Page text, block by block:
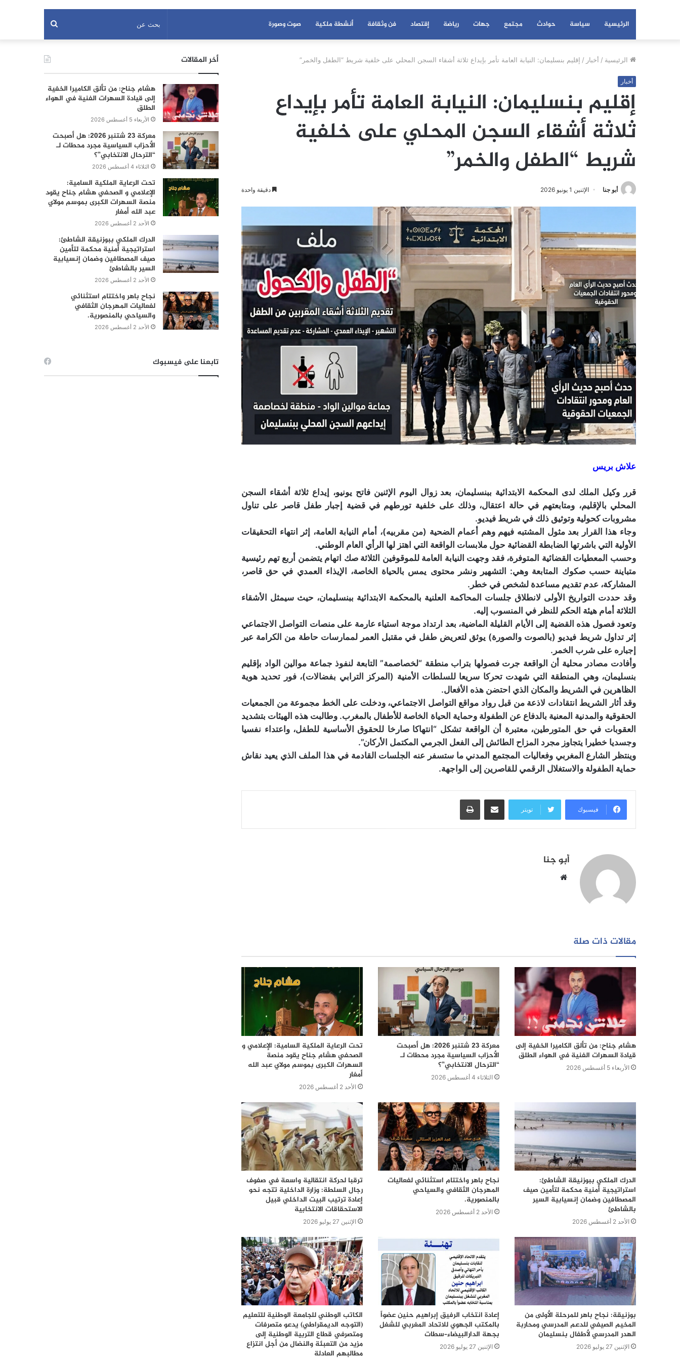
الرئيسية سياسة حوادث مجتمع جهات رياضة إقتصاد فن وثقافة أنشطة ملكية صوت وصورة بحث
عن
الرئيسية / أخبار / إقليم بنسليمان: النيابة العامة تأمر بإيداع ثلاثة أشقاء السجن المحلي على خلفية شريط “الطفل والخمر”
أخبار
إقليم بنسليمان: النيابة العامة تأمر بإيداع
ثلاثة أشقاء السجن المحلي على خلفية
شريط “الطفل والخمر”
أبو جنا الإثنين 1 يونيو 2026 دقيقة واحدة
علاش بريس
قرر وكيل الملك لدى المحكمة الابتدائية ببنسليمان، بعد زوال اليوم الإثنين فاتح يونيو، إيداع ثلاثة أشقاء السجن
المحلي بالإقليم، ومتابعتهم في حالة اعتقال، وذلك على خلفية تورطهم في قضية إجبار طفل قاصر على تناول
مشروبات كحولية وتوثيق ذلك في شريط فيديو.
وجاء هذا القرار بعد مثول المشتبه فيهم وهم أعمام الضحية (من مقربيه)، أمام النيابة العامة، إثر انتهاء التحقيقات
الأولية التي باشرتها الضابطة القضائية حول ملابسات الواقعة التي اهتز لها الرأي العام الوطني.
وحسب المعطيات القضائية المتوفرة، فقد وجهت النيابة العامة للموقوفين الثلاثة صك اتهام يتضمن أربع تهم رئيسية
متباينة حسب صكوك المتابعة وهي: التشهير ونشر محتوى يمس بالحياة الخاصة، الإيذاء العمدي في حق قاصر،
المشاركة، عدم تقديم مساعدة لشخص في خطر.
وقد حددت التواريخ الأولى لانطلاق جلسات المحاكمة العلنية بالمحكمة الابتدائية ببنسليمان، حيث سيمثل الأشقاء
الثلاثة أمام هيئة الحكم للنظر في المنسوب إليه.
وتعود فصول هذه القضية إلى الأيام القليلة الماضية، بعد ارتداد موجة استياء عارمة على منصات التواصل الاجتماعي
إثر تداول شريط فيديو (بالصوت والصورة) يوثق لتعريض طفل في مقتبل العمر لممارسات حاطة من الكرامة عبر
إجباره على شرب الخمر.
وأفادت مصادر محلية أن الواقعة جرت فصولها بتراب منطقة “لخصاصمة” التابعة لنفوذ جماعة موالين الواد بإقليم
بنسليمان، وهي المنطقة التي شهدت تحركا سريعا للسلطات الأمنية (المركز الترابي بفضالات)، فور تحديد هوية
الظاهرين في الشريط والمكان الذي احتضن هذه الأفعال.
وقد أثار الشريط انتقادات لاذعة من قبل رواد مواقع التواصل الاجتماعي، ودخلت على الخط مجموعة من الجمعيات
الحقوقية والمدنية المعنية بالدفاع عن الطفولة وحماية الحياة الخاصة للأطفال بالمغرب. وطالبت هذه الهيئات بتشديد
العقوبات في حق المتورطين، معتبرة أن الواقعة تشكل “انتهاكا صارخا للحقوق الأساسية للطفل، واعتداء نفسيا
وجسديا خطيرا يتجاوز مجرد المزاح الطائش إلى الفعل الجرمي المكتمل الأركان”.
وينتظر الشارع المغربي وفعاليات المجتمع المدني ما ستسفر عنه الجلسات القادمة في هذا الملف الذي يعيد نقاش
حماية الطفولة والاستغلال الرقمي للقاصرين إلى الواجهة.
فيسبوك تويتر
مشاركة عبر البريد طباعة
أبو جنا
مقالات ذات صلة
هشام جناح: من تألق الكاميرا الخفية إلى
قيادة السهرات الفنية في الهواء الطلق
الأربعاء 5 أغسطس 2026
معركة 23 شتنبر 2026: هل أصبحت
الأحزاب السياسية مجرد محطات لـ
“الترحال الانتخابي”؟
الثلاثاء 4 أغسطس 2026
تحت الرعاية الملكية السامية: الإعلامي و
الصحفي هشام جناح يقود منصة
السهرات الكبرى بموسم مولاي عبد الله
أمغار
الأحد 2 أغسطس 2026
الدرك الملكي ببوزنيقة الشاطئ:
استراتيجية أمنية محكمة لتأمين صيف
المصطافين وضمان إنسيابية السير
بالشاطئ
الأحد 2 أغسطس 2026
نجاح باهر واختتام استثنائي لفعاليات
المهرجان الثقافي والسياحي
بالمنصورية.
الأحد 2 أغسطس 2026
ترقبا لحركة انتقالية واسعة في صفوف
رجال السلطة: وزارة الداخلية تتجه نحو
إعادة ترتيب البيت الداخلي قبيل
الاستحقاقات الانتخابية
الإثنين 27 يوليو 2026
بوزنيقة: نجاح باهر للمرحلة الأولى من
المخيم الصيفي للدعم المدرسي ومحاربة
الهدر المدرسي لأطفال بنسليمان
الإثنين 27 يوليو 2026
إعادة انتخاب الرفيق إبراهيم حنين عضواً
بالمكتب الجهوي للاتحاد المغربي للشغل
بجهة الدارالبيضاء–سطات
الإثنين 27 يوليو 2026
الكاتب الوطني للجامعة الوطنية للتعليم
(التوجه الديمقراطي) يدعو متصرفات
ومتصرفي قطاع التربية الوطنية إلى
مزيد من التعبئة والنضال من أجل انتزاع
مطالبهم العادلة
أخر المقالات
هشام جناح: من تألق الكاميرا الخفية
إلى قيادة السهرات الفنية في الهواء
الطلق
الأربعاء 5 أغسطس 2026
معركة 23 شتنبر 2026: هل أصبحت
الأحزاب السياسية مجرد محطات لـ
“الترحال الانتخابي”؟
الثلاثاء 4 أغسطس 2026
تحت الرعاية الملكية السامية:
الإعلامي و الصحفي هشام جناح يقود
منصة السهرات الكبرى بموسم مولاي
عبد الله أمغار
الأحد 2 أغسطس 2026
الدرك الملكي ببوزنيقة الشاطئ:
استراتيجية أمنية محكمة لتأمين
صيف المصطافين وضمان إنسيابية
السير بالشاطئ
الأحد 2 أغسطس 2026
نجاح باهر واختتام استثنائي
لفعاليات المهرجان الثقافي
والسياحي بالمنصورية.
الأحد 2 أغسطس 2026
تابعنا على فيسبوك